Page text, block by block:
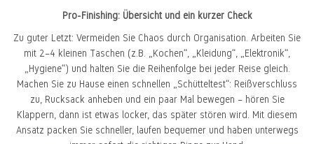
Pro-Finishing: Übersicht und ein kurzer Check
Zu guter Letzt: Vermeiden Sie Chaos durch Organisation. Arbeiten Sie
mit 2–4 kleinen Taschen (z.B. „Kochen“, „Kleidung“, „Elektronik“,
„Hygiene“) und halten Sie die Reihenfolge bei jeder Reise gleich.
Machen Sie zu Hause einen schnellen „Schütteltest“: Reißverschluss
zu, Rucksack anheben und ein paar Mal bewegen – hören Sie
Klappern, dann ist etwas locker, das später stören wird. Mit diesem
Ansatz packen Sie schneller, laufen bequemer und haben unterwegs